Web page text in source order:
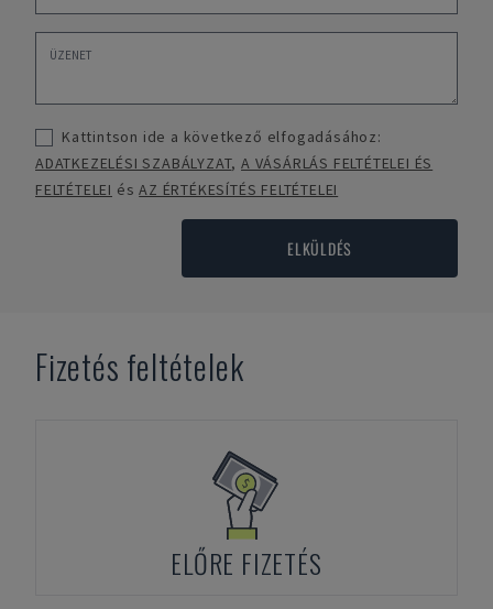
Kattintson ide a következő elfogadásához:
ADATKEZELÉSI SZABÁLYZAT,A VÁSÁRLÁS FELTÉTELEI ÉS
FELTÉTELEI ésAZ ÉRTÉKESÍTÉS FELTÉTELEI
ELKÜLDÉS
Fizetés feltételek
ELŐRE FIZETÉS